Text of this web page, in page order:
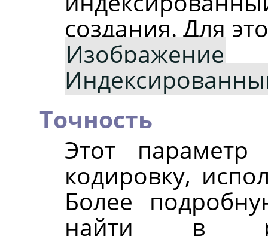
создания. Для
Изображение
Точность
Этот параметр
кодировку,
Более
найти в